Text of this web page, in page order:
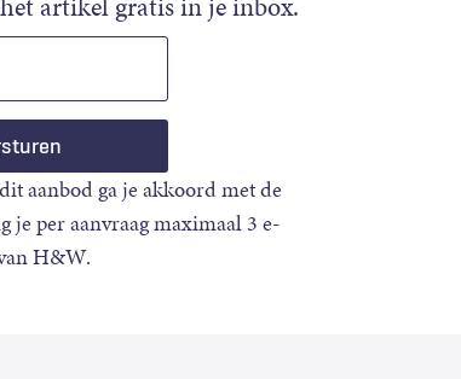
aanbod ga je akkoord met de
je per aanvraag maximaal 3 e-
H&W.